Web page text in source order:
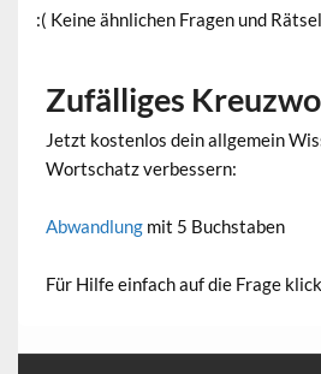
:( Keine ähnlichen Fragen und
Zufälliges
Jetzt kostenlos dein allgemein
Wortschatz verbessern:
Abwandlung mit 5 Buchstaben
Für Hilfe einfach auf die Frage